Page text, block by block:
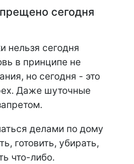
сегодня
нельзя сегодня
в принципе не
но сегодня - это
Даже шуточные
делами по дому
готовить, убирать,
что-либо.